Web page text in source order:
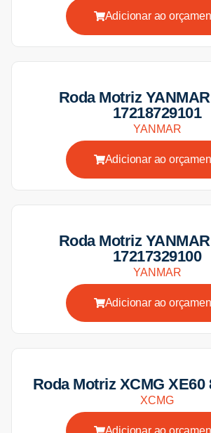
Adicionar ao
Roda Motriz
17218729101
YANMAR
Adicionar ao
Roda Motriz
17217329100
YANMAR
Adicionar ao
Roda Motriz XCMG XE60
XCMG